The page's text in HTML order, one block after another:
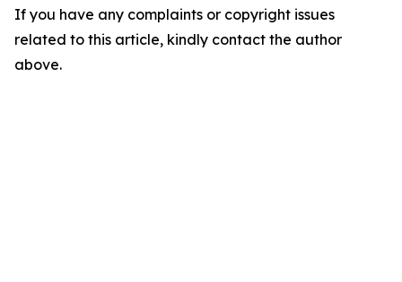
If you have any complaints or copyright issues
related to this article, kindly contact the author
above.